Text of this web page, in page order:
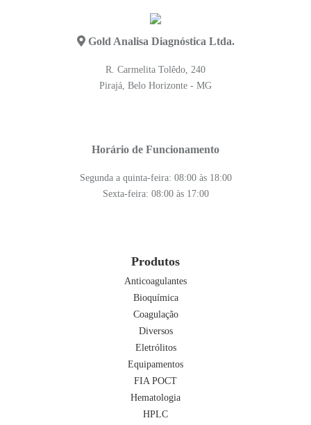
Gold Analisa Diagnóstica Ltda.
R. Carmelita Tolêdo, 240
Pirajá, Belo Horizonte - MG
Horário de Funcionamento
Segunda a quinta-feira: 08:00 às 18:00
Sexta-feira: 08:00 às 17:00
Produtos
Anticoagulantes
Bioquímica
Coagulação
Diversos
Eletrólitos
Equipamentos
FIA POCT
Hematologia
HPLC